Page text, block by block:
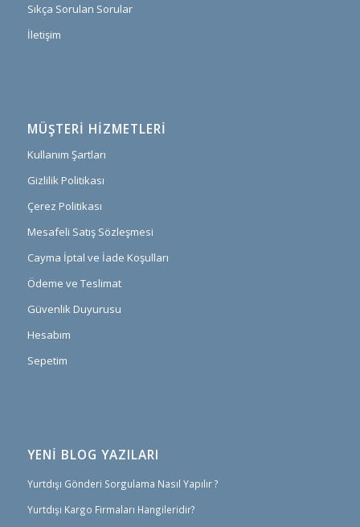
Sıkça Sorulan Sorular
İletişim
MÜŞTERI HIZMETLERI
Kullanım Şartları
Gizlilik Politikası
Çerez Politikası
Mesafeli Satış Sözleşmesi
Cayma İptal ve İade Koşulları
Ödeme ve Teslimat
Güvenlik Duyurusu
Hesabım
Sepetim
YENİ BLOG YAZILARI
Yurtdışı Gönderi Sorgulama Nasıl Yapılır ?
Yurtdışı Kargo Firmaları Hangileridir?